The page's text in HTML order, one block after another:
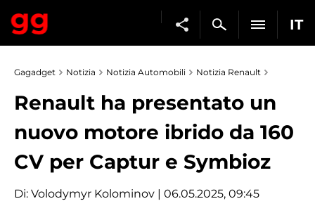
IT
Gagadget Notizia Notizia Automobili Notizia Renault
Renault ha presentato un
nuovo motore ibrido da 160
CV per Captur e Symbioz
Di: Volodymyr Kolominov | 06.05.2025, 09:45